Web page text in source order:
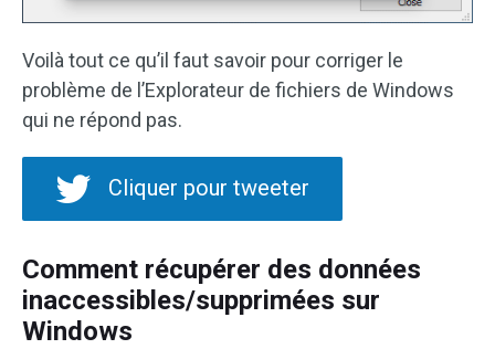
Voilà tout ce qu’il faut savoir pour corriger le
problème de l’Explorateur de fichiers de Windows
qui ne répond pas.
Cliquer pour tweeter
Comment récupérer des données
inaccessibles/supprimées sur
Windows